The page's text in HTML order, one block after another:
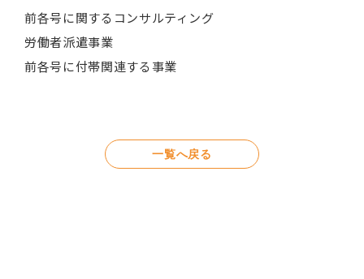
前各号に関するコンサルティング
労働者派遣事業
前各号に付帯関連する事業
一覧へ戻る